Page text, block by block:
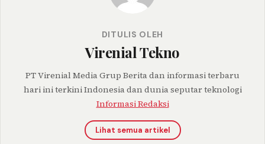
DITULIS OLEH
Virenial Tekno
PT Virenial Media Grup Berita dan informasi terbaru
hari ini terkini Indonesia dan dunia seputar teknologi
Informasi Redaksi
Lihat semua artikel